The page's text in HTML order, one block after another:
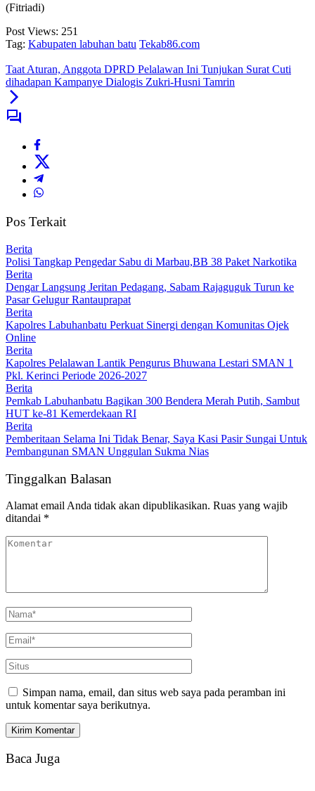
(Fitriadi)
Post Views: 251
Tag: Kabupaten labuhan batu Tekab86.com
Taat Aturan, Anggota DPRD Pelalawan Ini Tunjukan Surat Cuti
dihadapan Kampanye Dialogis Zukri-Husni Tamrin
Pos Terkait
Berita
Polisi Tangkap Pengedar Sabu di Marbau,BB 38 Paket Narkotika
Berita
Dengar Langsung Jeritan Pedagang, Sabam Rajaguguk Turun ke
Pasar Gelugur Rantauprapat
Berita
Kapolres Labuhanbatu Perkuat Sinergi dengan Komunitas Ojek
Online
Berita
Kapolres Pelalawan Lantik Pengurus Bhuwana Lestari SMAN 1
Pkl. Kerinci Periode 2026-2027
Berita
Pemkab Labuhanbatu Bagikan 300 Bendera Merah Putih, Sambut
HUT ke-81 Kemerdekaan RI
Berita
Pemberitaan Selama Ini Tidak Benar, Saya Kasi Pasir Sungai Untuk
Pembangunan SMAN Unggulan Sukma Nias
Tinggalkan Balasan
Alamat email Anda tidak akan dipublikasikan. Ruas yang wajib
ditandai *
Simpan nama, email, dan situs web saya pada peramban ini
untuk komentar saya berikutnya.
Baca Juga